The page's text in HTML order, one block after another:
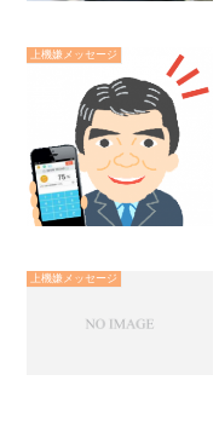
上機嫌メッセージ
上機嫌メッセージ